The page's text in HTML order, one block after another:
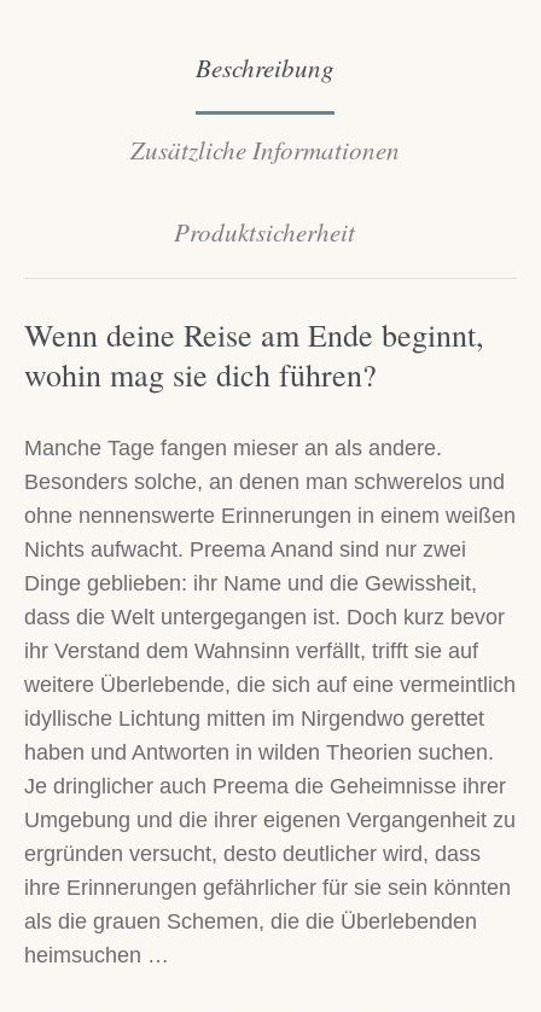
Beschreibung
Zusätzliche Informationen
Produktsicherheit
Wenn deine Reise am Ende beginnt,
wohin mag sie dich führen?
Manche Tage fangen mieser an als andere.
Besonders solche, an denen man schwerelos und
ohne nennenswerte Erinnerungen in einem weißen
Nichts aufwacht. Preema Anand sind nur zwei
Dinge geblieben: ihr Name und die Gewissheit,
dass die Welt untergegangen ist. Doch kurz bevor
ihr Verstand dem Wahnsinn verfällt, trifft sie auf
weitere Überlebende, die sich auf eine vermeintlich
idyllische Lichtung mitten im Nirgendwo gerettet
haben und Antworten in wilden Theorien suchen.
Je dringlicher auch Preema die Geheimnisse ihrer
Umgebung und die ihrer eigenen Vergangenheit zu
ergründen versucht, desto deutlicher wird, dass
ihre Erinnerungen gefährlicher für sie sein könnten
als die grauen Schemen, die die Überlebenden
heimsuchen …